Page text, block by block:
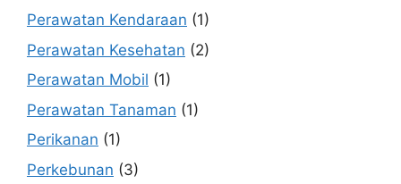
Perawatan Kendaraan (1)
Perawatan Kesehatan (2)
Perawatan Mobil (1)
Perawatan Tanaman (1)
Perikanan (1)
Perkebunan (3)